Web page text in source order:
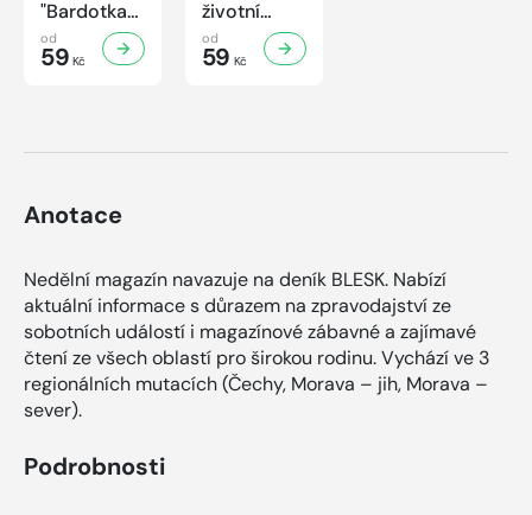
"Bardotka"
Jana
Brejchová
Mezi slávou
od
59 Kč
životní
příběh
sympaťáka
českého
od
59 Kč
Anotace
Nedělní magazín navazuje na deník BLESK. Nabízí
aktuální informace s důrazem na zpravodajství ze
sobotních událostí i magazínové zábavné a zajímavé
čtení ze všech oblastí pro širokou rodinu. Vychází ve 3
regionálních mutacích (Čechy, Morava – jih, Morava –
sever).
Podrobnosti